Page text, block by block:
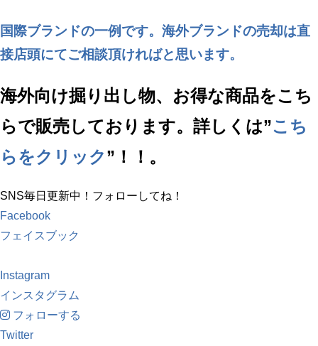
国際ブランドの一例です。海外ブランドの売却は直
接店頭にてご相談頂ければと思います。
海外向け掘り出し物、お得な商品をこち
らで販売しております。詳しくは”こち
らをクリック”！！。
SNS毎日更新中！フォローしてね！
Facebook
フェイスブック
Instagram
インスタグラム
フォローする
Twitter